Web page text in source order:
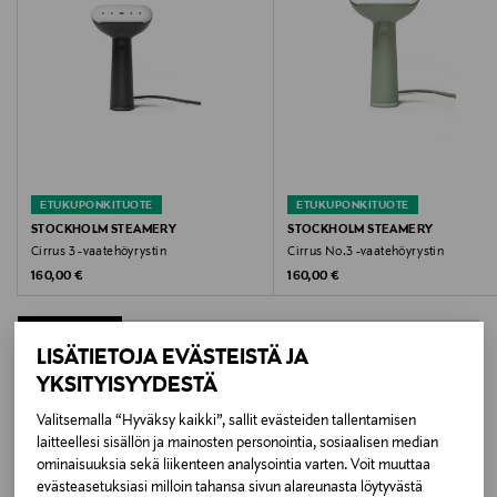
LISÄTIETOJA EVÄSTEISTÄ JA
YKSITYISYYDESTÄ
Valitsemalla “Hyväksy kaikki”, sallit evästeiden tallentamisen
laitteellesi sisällön ja mainosten personointia, sosiaalisen median
ominaisuuksia sekä liikenteen analysointia varten. Voit muuttaa
evästeasetuksiasi milloin tahansa sivun alareunasta löytyvästä
Koko
One size
Valmistusmaa
Kiina
CI30201EU
ETUKUPONKITUOTE
STOCKHOLM STEAMERY
Cirrus 3 -vaatehöyrystin
Original Price
160,00 €
ETUKUPONKITUOTE
STOCKHOLM STEAMERY
Cirrus No.3 -vaatehöyrystin
Original Price
160,00 €
LISÄÄ KIINNOSTAVIA
TUOTTEITA